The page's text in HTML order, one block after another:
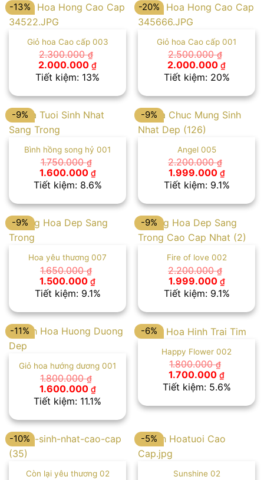
-13%
Giỏ hoa Cao cấp 003
2.300.000₫
Giá
gốc
là:
2.000.000 ₫Giá
hiện
tại
2.000.000 ₫.
Tiết kiệm: 13%
-20%
Giỏ hoa Cao cấp 001
2.500.000₫
Giá
gốc
là:
2.000.000 ₫Giá
hiện
tại
Tiết kiệm: 20%
-9%
Bình hồng song hỷ 001
1.750.000₫
Giá
gốc
là:
1.600.000 ₫Giá
hiện
tại
1.600.000 ₫.
Tiết kiệm: 8.6%
-9%
Angel 005
2.200.000₫
Giá
gốc
là:
1.999.000 ₫Giá
hiện
tại
Tiết kiệm: 9.1%
-9%
Hoa yêu thương 007
1.650.000₫
Giá
gốc
là:
1.500.000 ₫Giá
hiện
tại
1.500.000 ₫.
Tiết kiệm: 9.1%
-9%
Fire of love 002
2.200.000₫
Giá
gốc
là:
1.999.000 ₫Giá
hiện
tại
Tiết kiệm: 9.1%
-11%
Giỏ hoa hướng dương 001
1.800.000₫
Giá
gốc
là:
1.600.000 ₫Giá
hiện
tại
1.600.000 ₫.
Tiết kiệm: 11.1%
-6%
Happy Flower 002
1.800.000₫
Giá
gốc
là:
1.700.000 ₫Giá
hiện
tại
Tiết kiệm: 5.6%
-10%
Còn lại yêu thương 02
-5%
Sunshine 02